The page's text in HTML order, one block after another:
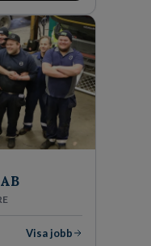
i Stockholm,
kan vi
en unik,
nordisk
Stockholm är
Visa jobb